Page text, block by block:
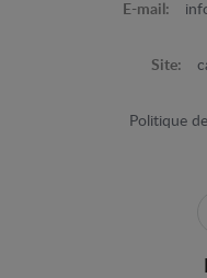
E-mail:
Site:
Politique